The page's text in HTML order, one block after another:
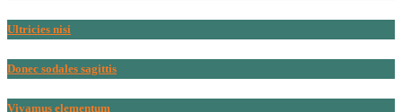
Ultricies nisi
Donec sodales sagittis
Vivamus elementum